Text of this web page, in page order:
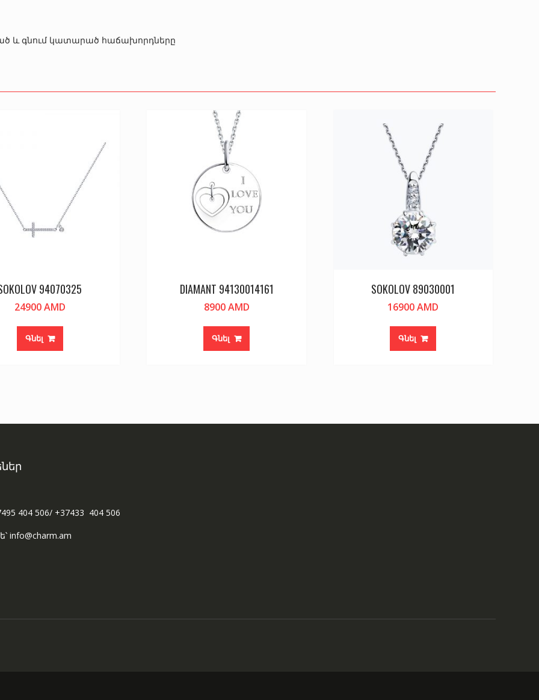
և գնում կատարած հաճախորդները
94070325
24900AMD
Գնել
DIAMANT 94130014161
8900AMD
Գնել
SOKOLOV 89030001
16900AMD
Գնել
404 506/ +37433 404 506
info@charm.am